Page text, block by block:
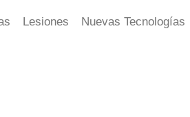
Lesiones Nuevas Tecnologías